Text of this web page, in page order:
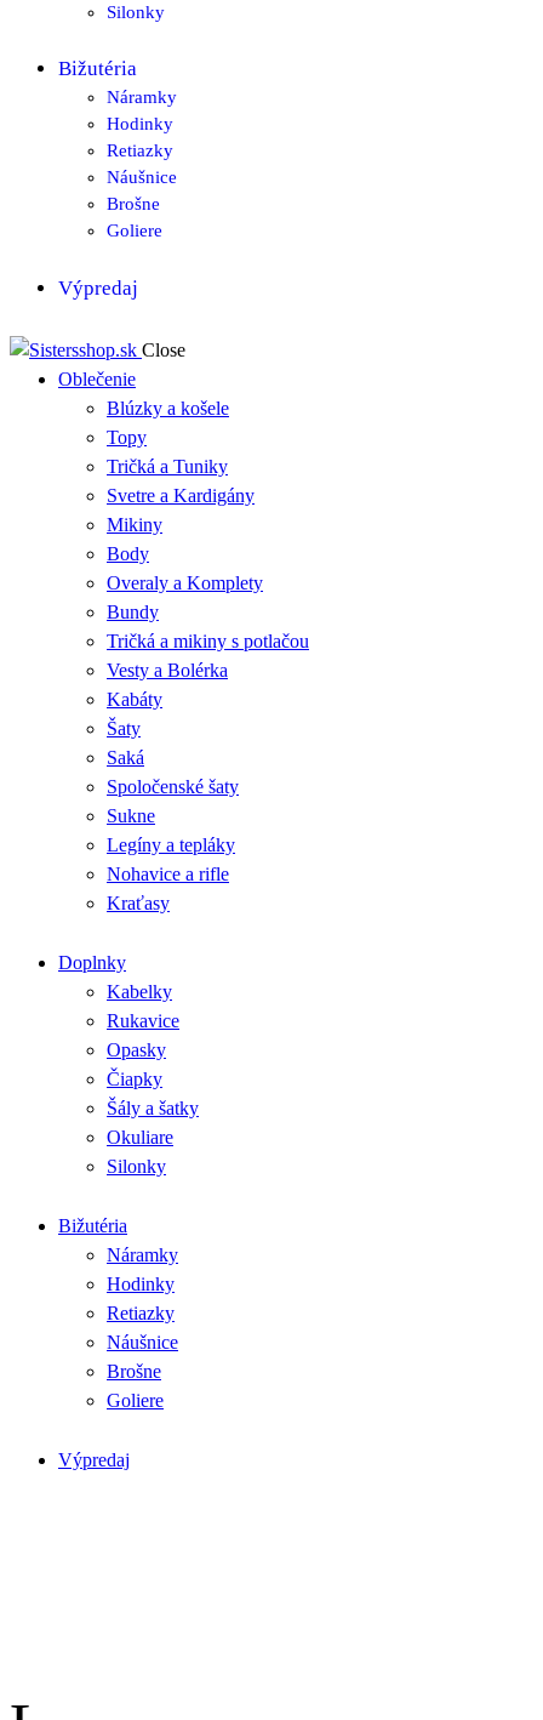
Silonky
Bižutéria
Náramky
Hodinky
Retiazky
Náušnice
Brošne
Goliere
Výpredaj
Close
Oblečenie
Blúzky a košele
Topy
Tričká a Tuniky
Svetre a Kardigány
Mikiny
Body
Overaly a Komplety
Bundy
Tričká a mikiny s potlačou
Vesty a Bolérka
Kabáty
Šaty
Saká
Spoločenské šaty
Sukne
Legíny a tepláky
Nohavice a rifle
Kraťasy
Doplnky
Kabelky
Rukavice
Opasky
Čiapky
Šály a šatky
Okuliare
Silonky
Bižutéria
Náramky
Hodinky
Retiazky
Náušnice
Brošne
Goliere
Výpredaj